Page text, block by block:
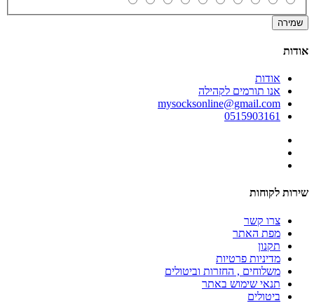
שמירה
אודות
אודות
אנו תורמים לקהילה
mysocksonline@gmail.com
0515903161
שירות לקוחות
צרו קשר
מפת האתר
תקנון
מדיניות פרטיות
משלוחים , החזרות וביטולים
תנאי שימוש באתר
ביטולים